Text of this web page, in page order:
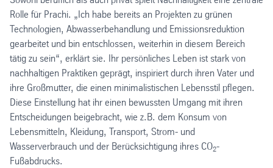
Rolle für Prachi. „Ich habe bereits an Projekten zu grünen
Technologien, Abwasserbehandlung und Emissionsreduktion
gearbeitet und bin entschlossen, weiterhin in diesem Bereich
tätig zu sein“, erklärt sie. Ihr persönliches Leben ist stark von
nachhaltigen Praktiken geprägt, inspiriert durch ihren Vater und
ihre Großmutter, die einen minimalistischen Lebensstil pflegen.
Diese Einstellung hat ihr einen bewussten Umgang mit ihren
Entscheidungen beigebracht, wie z.B. dem Konsum von
Lebensmitteln, Kleidung, Transport, Strom- und
Wasserverbrauch und der Berücksichtigung ihres CO2-
Fußabdrucks.